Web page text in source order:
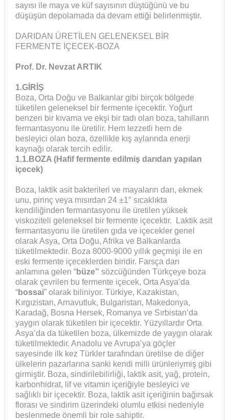
sayısı ile maya ve küf sayısının düştüğünü ve bu
düşüşün depolamada da devam ettiği belirlenmiştir.
DARIDAN ÜRETİLEN GELENEKSEL BİR
FERMENTE İÇECEK-BOZA
Prof. Dr. Nevzat ARTIK
1.GİRİŞ
Boza, Orta Doğu ve Balkanlar gibi birçok bölgede
tüketilen geleneksel bir fermente içecektir. Yoğurt
benzeri bir kıvama ve ekşi bir tadı olan boza, tahılların
fermantasyonu ile üretilir. Hem lezzetli hem de
besleyici olan boza, özellikle kış aylarında enerji
kaynağı olarak tercih edilir.
1.1.BOZA (Hafif fermente edilmiş darıdan yapılan
içecek)
Boza, laktik asit bakterileri ve mayaların darı, ekmek
unu, pirinç veya mısırdan 24 ±1° sıcaklıkta
kendiliğinden fermantasyonu ile üretilen yüksek
viskoziteli geleneksel bir fermente içecektir. Laktik asit
fermantasyonu ile üretilen gıda ve içecekler genel
olarak Asya, Orta Doğu, Afrika ve Balkanlarda
tüketilmektedir. Boza 8000-9000 yıllık geçmişi ile en
eski fermente içeceklerden biridir. Farsça darı
anlamına gelen “büze” sözcüğünden Türkçeye boza
olarak çevrilen bu fermente içecek, Orta Asya’da
“bossai” olarak biliniyor. Türkiye, Kazakistan,
Kırgızistan, Arnavutluk, Bulgaristan, Makedonya,
Karadağ, Bosna Hersek, Romanya ve Sırbistan’da
yaygın olarak tüketilen bir içecektir. Yüzyıllardır Orta
Asya’da da tüketilen boza, ülkemizde de yaygın olarak
tüketilmektedir. Anadolu ve Avrupa’ya göçler
sayesinde ilk kez Türkler tarafından üretilse de diğer
ülkelerin pazarlarına sanki kendi milli ürünleriymiş gibi
girmiştir. Boza, sindirilebilirliği, laktik asit, yağ, protein,
karbonhidrat, lif ve vitamin içeriğiyle besleyici ve
sağlıklı bir içecektir. Boza, laktik asit içeriğinin bağırsak
florası ve sindirim üzerindeki olumlu etkisi nedeniyle
beslenmede önemli bir role sahiptir.